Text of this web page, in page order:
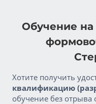
Обучение
Хотите получить
квалификацию
обучение без отрыва